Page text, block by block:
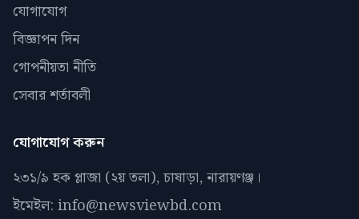
যোগাযোগ
বিজ্ঞাপন দিন
গোপনীয়তা নীতি
সেবার শর্তাবলী
যোগাযোগ করুন
২৩১/৯ হক প্লাজা (২য় তলা), চাষাড়া, নারায়ণঞ্জ।
ইমেইল: info@newsviewbd.com